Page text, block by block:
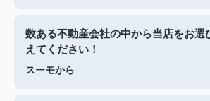
数ある不動産会社の中から当店をお選
えてください！
スーモから